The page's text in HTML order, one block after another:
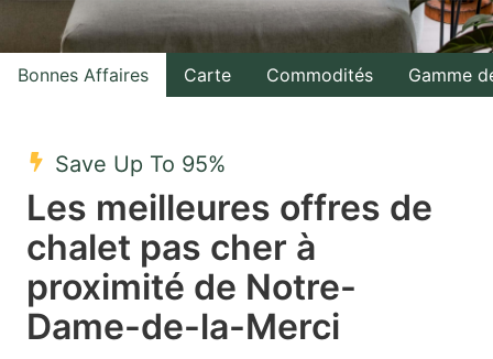
interact
with
the
select
date.
Press
question
interact
with
the
a
date.
Press
the
question
Bonnes Affaires Carte Commodités Gamme
Save Up To 95%
Les meilleures offres de
chalet pas cher à
proximité de Notre-
Dame-de-la-Merci